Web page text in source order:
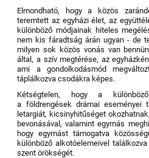
Elmondható, hogy a közös
teremtett az egyházi élet, az
különböző módjainak hiteles
nem kis fáradtság árán ugyan - de
milyen sok közös vonás van
által, a szív megtérése, az
ami a gondolkodásmód
táplálkozva csodákra képes.
Kétségtelen, hogy a
a földrengések drámai eseményei
letargiát, kicsinyhitűséget
bevonásával, valamint egymás
hogy egymást támogatva
különböző alkotóelemeivel
szent örökségét.